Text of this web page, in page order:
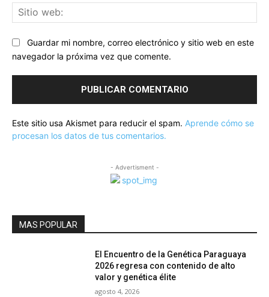
Guardar mi nombre, correo electrónico y sitio web en este
navegador la próxima vez que comente.
Este sitio usa Akismet para reducir el spam. Aprende cómo se
procesan los datos de tus comentarios.
- Advertisment -
MAS POPULAR
El Encuentro de la Genética Paraguaya
2026 regresa con contenido de alto
valor y genética élite
agosto 4, 2026